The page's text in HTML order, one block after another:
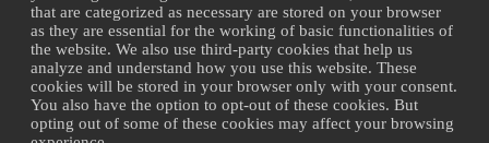
that are categorized as necessary are stored on your browser
as they are essential for the working of basic functionalities of
the website. We also use third-party cookies that help us
analyze and understand how you use this website. These
cookies will be stored in your browser only with your consent.
You also have the option to opt-out of these cookies. But
opting out of some of these cookies may affect your browsing